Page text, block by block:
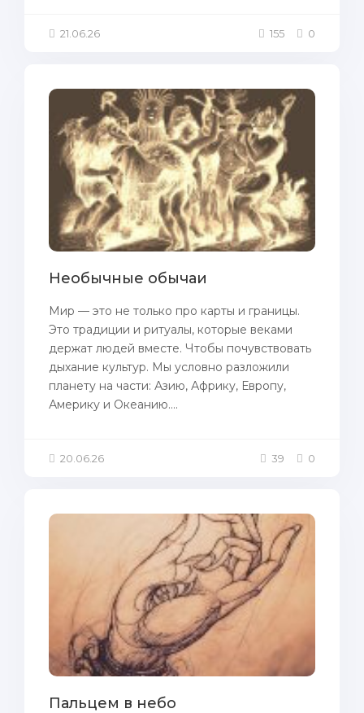
21.06.26 155 0
Необычные обычаи
Мир — это не только про карты и границы.
Это традиции и ритуалы, которые веками
держат людей вместе. Чтобы почувствовать
дыхание культур. Мы условно разложили
планету на части: Азию, Африку, Европу,
Америку и Океанию....
20.06.26 39 0
Пальцем в небо